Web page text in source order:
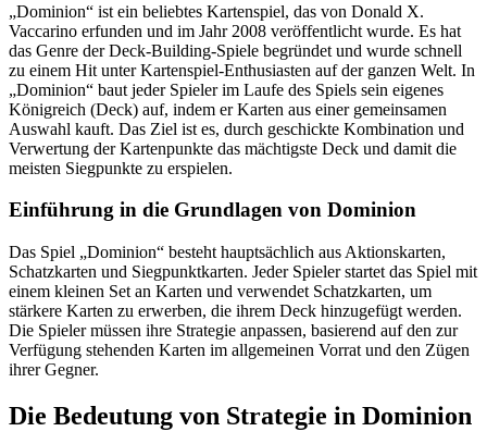
„Dominion“ ist ein beliebtes Kartenspiel, das von Donald X.
Vaccarino erfunden und im Jahr 2008 veröffentlicht wurde. Es hat
das Genre der Deck-Building-Spiele begründet und wurde schnell
zu einem Hit unter Kartenspiel-Enthusiasten auf der ganzen Welt. In
„Dominion“ baut jeder Spieler im Laufe des Spiels sein eigenes
Königreich (Deck) auf, indem er Karten aus einer gemeinsamen
Auswahl kauft. Das Ziel ist es, durch geschickte Kombination und
Verwertung der Kartenpunkte das mächtigste Deck und damit die
meisten Siegpunkte zu erspielen.
Einführung in die Grundlagen von Dominion
Das Spiel „Dominion“ besteht hauptsächlich aus Aktionskarten,
Schatzkarten und Siegpunktkarten. Jeder Spieler startet das Spiel mit
einem kleinen Set an Karten und verwendet Schatzkarten, um
stärkere Karten zu erwerben, die ihrem Deck hinzugefügt werden.
Die Spieler müssen ihre Strategie anpassen, basierend auf den zur
Verfügung stehenden Karten im allgemeinen Vorrat und den Zügen
ihrer Gegner.
Die Bedeutung von Strategie in Dominion